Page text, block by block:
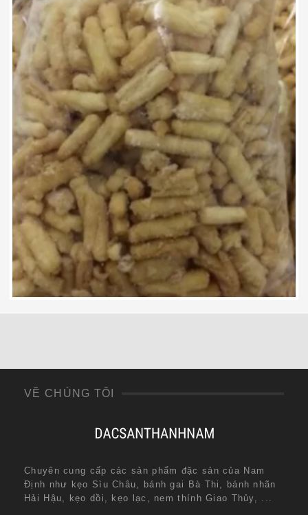
70,000₫
VỀ CHÚNG TÔI
Chuyên cung cấp các sản phẩm đặc sản của Nam
Định như kẹo Sìu Châu, bánh gai Bà Thi, bánh nhãn
Hải Hậu, kẹo dồi, kẹo lạc, nem thính Giao Thủy, ...